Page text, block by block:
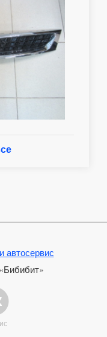
автосервис